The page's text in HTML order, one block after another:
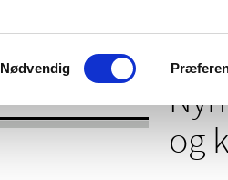
Samtykkevalg
Nødvendig
og